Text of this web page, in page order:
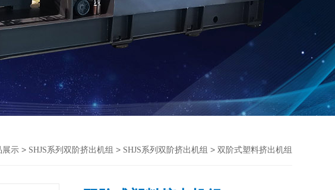
展示 > SHJS系列双阶挤出机组 > SHJS系列双阶挤出机组 > 双阶式塑料挤出机组